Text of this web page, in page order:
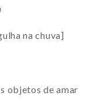
na chuva]
objetos de amar